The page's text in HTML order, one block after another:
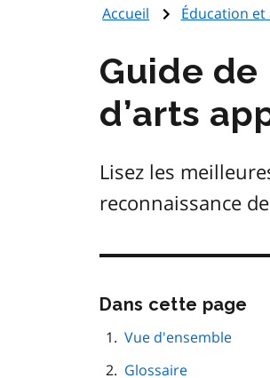
Accueil Éducation
Guide
d’arts
Lisez les
reconnaissance
Dans cette page
Vue d'ensemble
Glossaire